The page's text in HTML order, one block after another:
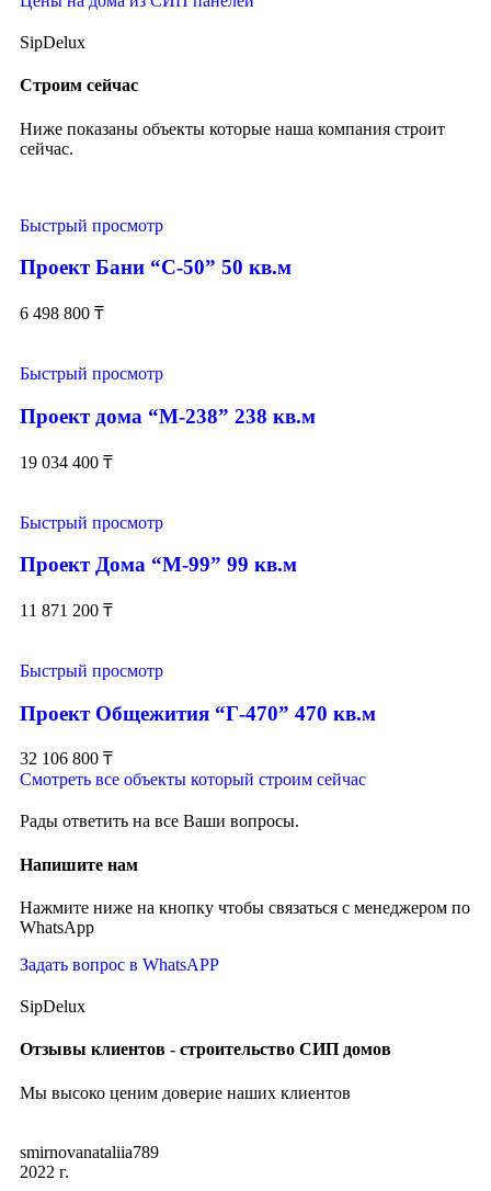
SipDelux
Строим сейчас
Ниже показаны объекты которые наша компания строит
сейчас.
Быстрый просмотр
Проект Бани “С-50” 50 кв.м
6 498 800 ₸
Быстрый просмотр
Проект дома “М-238” 238 кв.м
19 034 400 ₸
Быстрый просмотр
Проект Дома “М-99” 99 кв.м
11 871 200 ₸
Быстрый просмотр
Проект Общежития “Г-470” 470 кв.м
32 106 800 ₸
Смотреть все объекты который строим сейчас
Рады ответить на все Ваши вопросы.
Напишите нам
Нажмите ниже на кнопку чтобы связаться с менеджером по
WhatsApp
Задать вопрос в WhatsAPP
SipDelux
Отзывы клиентов - строительство СИП домов
Мы высоко ценим доверие наших клиентов
smirnovanataliia789
2022 г.